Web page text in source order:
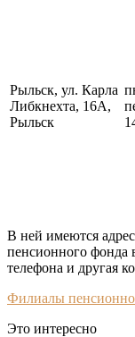
Рыльск, ул. Карла
Либкнехта, 16А,
Рыльск
В ней имеются
пенсионного фонда
телефона и другая
Филиалы
Это интересно